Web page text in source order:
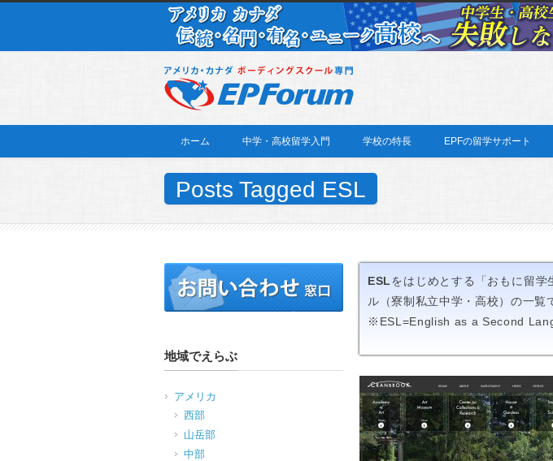
ホーム 中学・高校留学入門 学校の特長 EPFの留学サポート
Posts Tagged ESL
ESLをはじめとする「おもに留
ル（寮制私立中学・高校）の一覧
※ESL=English as a Second
地域でえらぶ
アメリカ
西部
山岳部
中部